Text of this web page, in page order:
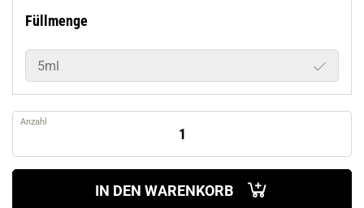
Füllmenge
5ml
Anzahl
IN DEN WARENKORB